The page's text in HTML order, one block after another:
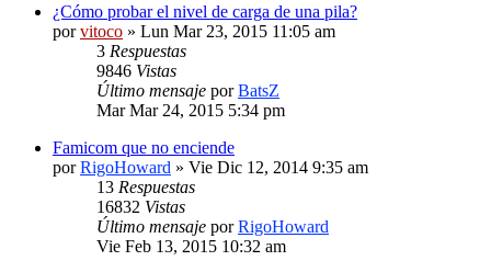
¿Cómo probar el nivel de carga de una pila?
porvitoco » Lun Mar 23, 2015 11:05 am
3 Respuestas
9846 Vistas
Último mensaje porBatsZ
Mar Mar 24, 2015 5:34 pm
Famicom que no enciende
porRigoHoward » Vie Dic 12, 2014 9:35 am
13 Respuestas
16832 Vistas
Último mensaje porRigoHoward
Vie Feb 13, 2015 10:32 am